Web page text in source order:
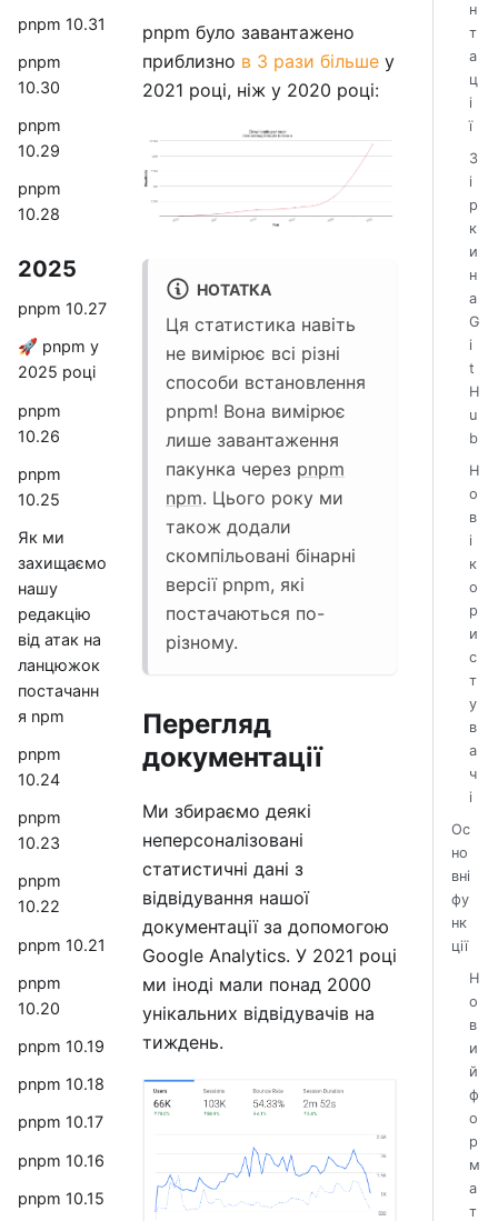
pnpm 10.31
pnpm
10.30
pnpm
10.29
pnpm
10.28
2025
pnpm 10.27
🚀 pnpm у
2025 році
pnpm
10.26
pnpm
10.25
Як ми
захищаємо
нашу
редакцію
від атак на
ланцюжок
постачанн
я npm
pnpm
10.24
pnpm
10.23
pnpm
10.22
pnpm 10.21
pnpm
10.20
pnpm 10.19
pnpm 10.18
pnpm 10.17
pnpm 10.16
pnpm 10.15
pnpm було завантажено
приблизно в 3 рази більше у
2021 році, ніж у 2020 році:
НОТАТКА
Ця статистика навіть
не вимірює всі різні
способи встановлення
pnpm! Вона вимірює
лише завантаження
пакунка через pnpm
npm. Цього року ми
також додали
скомпільовані бінарні
версії pnpm, які
постачаються по-
різному.
Перегляд
документації
Ми збираємо деякі
неперсоналізовані
статистичні дані з
відвідування нашої
документації за допомогою
Google Analytics. У 2021 році
ми іноді мали понад 2000
унікальних відвідувачів на
тиждень.
н
т
а
ц
і
ї
З
і
р
к
и
н
а
G
i
t
H
u
b
Н
о
в
і
к
о
р
и
с
т
у
в
а
ч
і
Ос
но
вні
фу
нк
ції
Н
о
в
и
й
ф
о
р
м
а
т